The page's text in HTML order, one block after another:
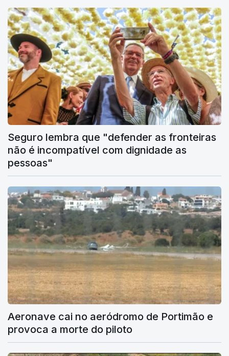
Seguro lembra que "defender as fronteiras
não é incompatível com dignidade as
pessoas"
Aeronave cai no aeródromo de Portimão e
provoca a morte do piloto